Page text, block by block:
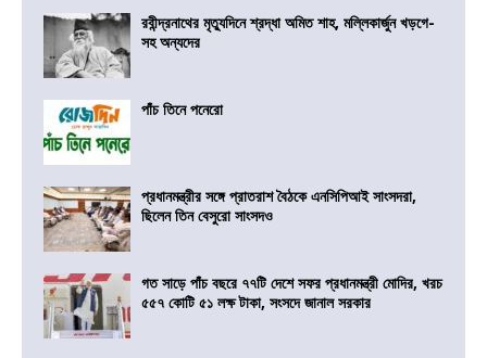
রবীন্দ্রনাথের মৃত্যুদিনে শ্রদ্ধা অমিত শাহ, মল্লিকার্জুন খড়গে-
সহ অন্যদের
পাঁচ তিনে পনেরো
প্রধানমন্ত্রীর সঙ্গে প্রাতরাশ বৈঠকে এনসিপিআই সাংসদরা,
ছিলেন তিন বেসুরো সাংসদও
গত সাড়ে পাঁচ বছরে ৭৭টি দেশে সফর প্রধানমন্ত্রী মোদির, খরচ
৫৫৭ কোটি ৫১ লক্ষ টাকা, সংসদে জানাল সরকার